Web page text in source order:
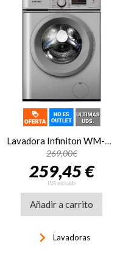
269,00€
259,45 €
IVA incluido
Añadir a carrito
keyboard_arrow_right Lavadoras